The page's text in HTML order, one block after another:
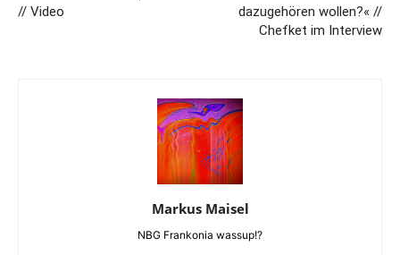
// Video
dazugehören wollen?« //
Chefket im Interview
Markus Maisel
NBG Frankonia wassup!?